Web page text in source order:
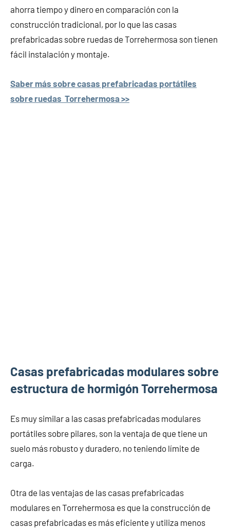
ahorra tiempo y dinero en comparación con la
construcción tradicional, por lo que las casas
prefabricadas sobre ruedas de Torrehermosa son tienen
fácil instalación y montaje.
Saber más sobre casas prefabricadas portátiles
sobre ruedas Torrehermosa >>
Casas prefabricadas modulares sobre
estructura de hormigón Torrehermosa
Es muy similar a las casas prefabricadas modulares
portátiles sobre pilares, son la ventaja de que tiene un
suelo más robusto y duradero, no teniendo límite de
carga.
Otra de las ventajas de las casas prefabricadas
modulares en Torrehermosa es que la construcción de
casas prefabricadas es más eficiente y utiliza menos